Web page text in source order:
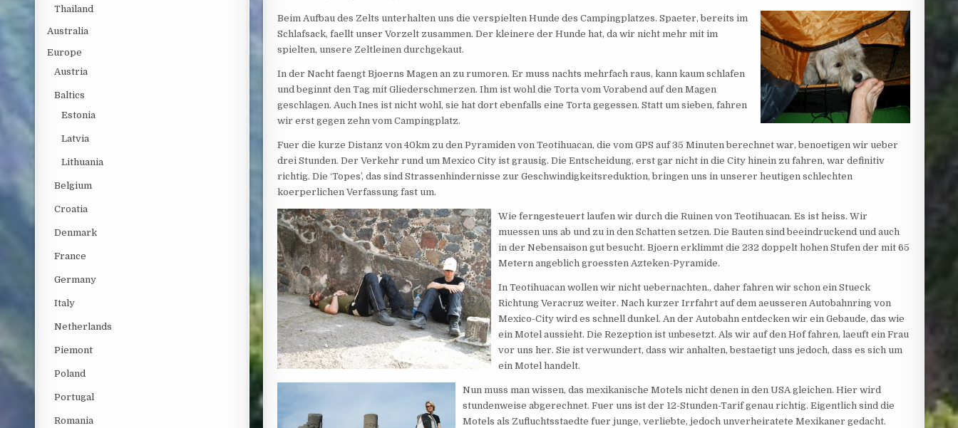
Beim Aufbau des Zelts unterhalten uns die verspielten Hunde des Campingplatzes. Spaeter, bereits im
Schlafsack, faellt unser Vorzelt zusammen. Der kleinere der Hunde hat, da wir nicht mehr mit im
spielten, unsere Zeltleinen durchgekaut.
In der Nacht faengt Bjoerns Magen an zu rumoren. Er muss nachts mehrfach raus, kann kaum schlafen
und beginnt den Tag mit Gliederschmerzen. Ihm ist wohl die Torta vom Vorabend auf den Magen
geschlagen. Auch Ines ist nicht wohl, sie hat dort ebenfalls eine Torta gegessen. Statt um sieben, fahren
wir erst gegen zehn vom Campingplatz.
Fuer die kurze Distanz von 40km zu den Pyramiden von Teotihuacan, die vom GPS auf 35 Minuten berechnet war, benoetigen wir ueber
drei Stunden. Der Verkehr rund um Mexico City ist grausig. Die Entscheidung, erst gar nicht in die City hinein zu fahren, war definitiv
richtig. Die ‘Topes’, das sind Strassenhindernisse zur Geschwindigkeitsreduktion, bringen uns in unserer heutigen schlechten
koerperlichen Verfassung fast um.
Wie ferngesteuert laufen wir durch die Ruinen von Teotihuacan. Es ist heiss. Wir
muessen uns ab und zu in den Schatten setzen. Die Bauten sind beeindruckend und auch
in der Nebensaison gut besucht. Bjoern erklimmt die 232 doppelt hohen Stufen der mit 65
Metern angeblich groessten Azteken-Pyramide.
In Teotihuacan wollen wir nicht uebernachten., daher fahren wir schon ein Stueck
Richtung Veracruz weiter. Nach kurzer Irrfahrt auf dem aeusseren Autobahnring von
Mexico-City wird es schnell dunkel. An der Autobahn entdecken wir ein Gebaude, das wie
ein Motel aussieht. Die Rezeption ist unbesetzt. Als wir auf den Hof fahren, laeuft ein Frau
vor uns her. Sie ist verwundert, dass wir anhalten, bestaetigt uns jedoch, dass es sich um
ein Motel handelt.
Nun muss man wissen, das mexikanische Motels nicht denen in den USA gleichen. Hier wird
stundenweise abgerechnet. Fuer uns ist der 12-Stunden-Tarif genau richtig. Eigentlich sind die
Motels als Zufluchtsstaedte fuer junge, verliebte, jedoch unverheiratete Mexikaner gedacht.
Thailand
Australia
Europe
Austria
Baltics
Estonia
Latvia
Lithuania
Belgium
Croatia
Denmark
France
Germany
Italy
Netherlands
Piemont
Poland
Portugal
Romania